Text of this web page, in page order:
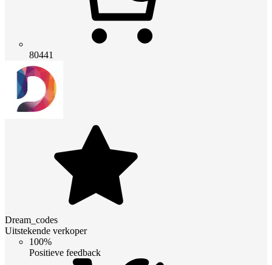
80441
Dream_codes
Uitstekende verkoper
100%
Positieve feedback